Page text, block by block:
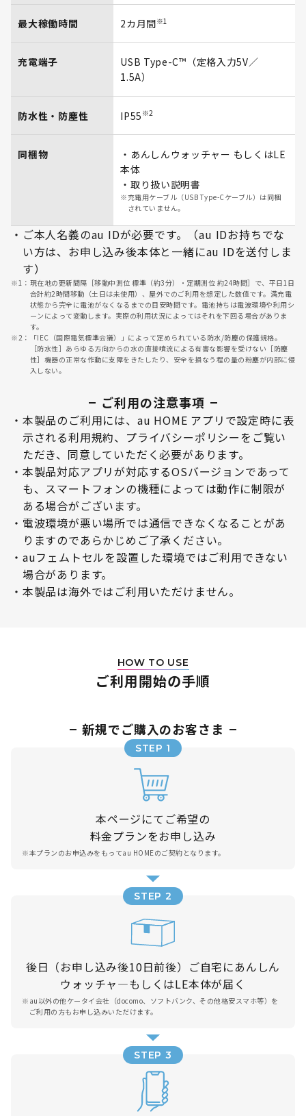
最大稼働時間 2カ月間※1
充電端子
USB Type-C™（定格入力5V／
1.5A）
防水性・防塵性 IP55 ※2
同梱物
・あんしんウォッチャー もしくはLE
本体
・取り扱い説明書
※充電用ケーブル（USB Type-Cケーブル）は同梱
されていません。
・ ご本人名義のau IDが必要です。（au IDお持ちでな
い方は、お申し込み後本体と一緒にau IDを送付しま
す）
※1： 現在地の更新間隔［移動中測位 標準（約3分）・定期測位 約24時間］で、平日1日
合計約2時間移動（土日は未使用）、屋外でのご利用を想定した数値です。満充電
状態から完全に電池がなくなるまでの目安時間です。電池持ちは電波環境や利用シ
ーンによって変動します。実際の利用状況によってはそれを下回る場合がありま
す。
※2：
「IEC（国際電気標準会議）」によって定められている防水/防塵の保護規格。
［防水性］あらゆる方向からの水の直接噴流による有害な影響を受けない［防塵
性］機器の正常な作動に支障をきたしたり、安全を損なう程の量の粉塵が内部に侵
入しない。
ご利用の注意事項
・ 本製品のご利用には、au HOME アプリで設定時に表
示される利用規約、プライバシーポリシーをご覧い
ただき、同意していただく必要があります。
・ 本製品対応アプリが対応するOSバージョンであって
も、スマートフォンの機種によっては動作に制限が
ある場合がございます。
・ 電波環境が悪い場所では通信できなくなることがあ
りますのであらかじめご了承ください。
・ auフェムトセルを設置した環境ではご利用できない
場合があります。
・ 本製品は海外ではご利用いただけません。
HOW TO USE
ご利用開始の手順
新規でご購入のお客さま
STEP 1
本ページにてご希望の
料金プランをお申し込み
※本プランのお申込みをもってau HOMEのご契約となります。
STEP 2
後日（お申し込み後10日前後）ご自宅にあんしん
ウォッチャ―もしくはLE本体が届く
※ au以外の他ケータイ会社（docomo、ソフトバンク、その他格安スマホ等）を
ご利用の方もお申し込みいただけます。
STEP 3